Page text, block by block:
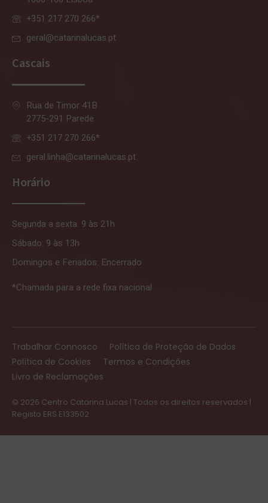
+351 217 270 266*
geral@catarinalucas.pt
Cascais
Rua de Timor 41B
2775-291 Parede
+351 217 270 266*
geral.linha@catarinalucas.pt
Horário
Segunda a sexta: 9 às 21h
Sábado: 9 às 13h
Domingos e Feriados: Encerrado
*Chamada para a rede fixa nacional
Trabalhar Connosco
Política de Proteção de Dados
Política de Cookies
Termos e Condições
Livro de Reclamações
© 2026 Centro Catarina Lucas | Todos os direitos reservados |
Registo ERS E133502